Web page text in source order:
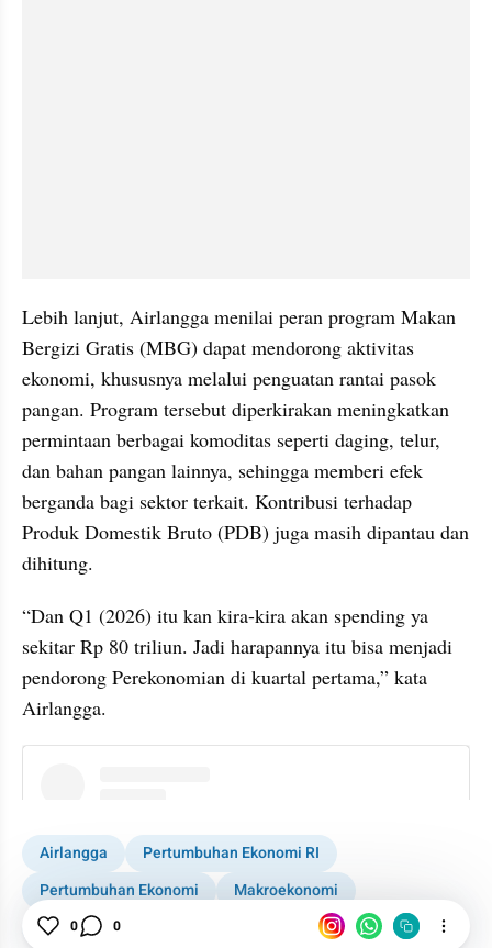
Lebih lanjut, Airlangga menilai peran program Makan
Bergizi Gratis (MBG) dapat mendorong aktivitas
ekonomi, khususnya melalui penguatan rantai pasok
pangan. Program tersebut diperkirakan meningkatkan
permintaan berbagai komoditas seperti daging, telur,
dan bahan pangan lainnya, sehingga memberi efek
berganda bagi sektor terkait. Kontribusi terhadap
Produk Domestik Bruto (PDB) juga masih dipantau dan
dihitung.
“Dan Q1 (2026) itu kan kira-kira akan spending ya
sekitar Rp 80 triliun. Jadi harapannya itu bisa menjadi
pendorong Perekonomian di kuartal pertama,” kata
Airlangga.
Airlangga
Pertumbuhan Ekonomi RI
Pertumbuhan Ekonomi
Makroekonomi
Ekonomi RI 2025 Tumbuh 5,11%, Kuartal IV 5,39%
0 0